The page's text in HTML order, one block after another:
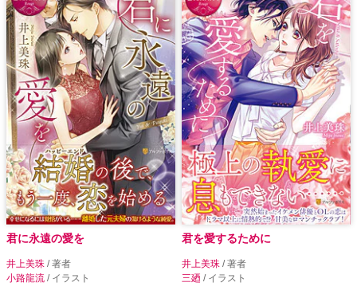
君に永遠の愛を
井上美珠 / 著者
小路龍流 / イラスト
君を愛するために
井上美珠 / 著者
三廼 / イラスト